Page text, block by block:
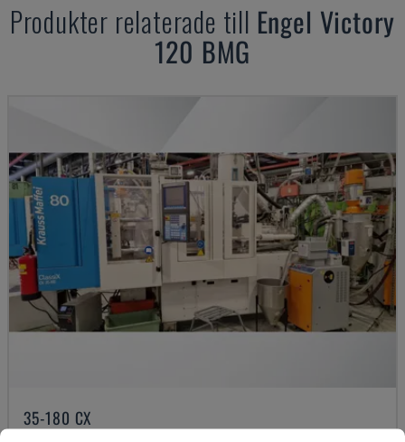
Produkter relaterade till Engel Victory
120 BMG
35-180 CX